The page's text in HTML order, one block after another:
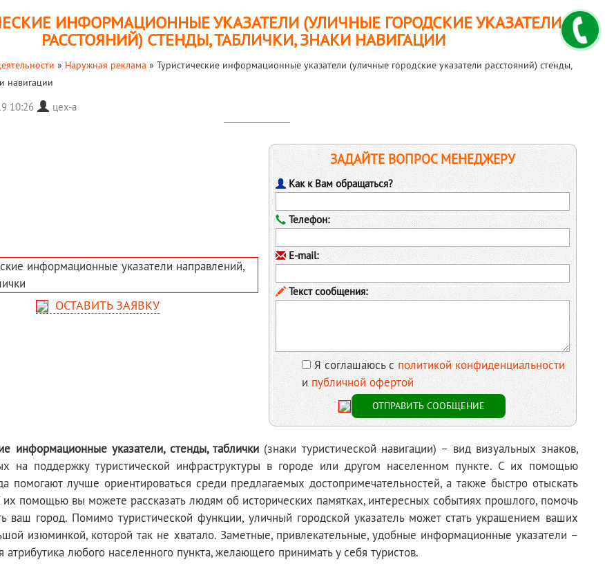
ИНФОРМАЦИОННЫЕ УКАЗАТЕЛИ (УЛИЧНЫЕ ГОРОДСКИЕ УКАЗАТЕЛИ
РАССТОЯНИЙ) СТЕНДЫ, ТАБЛИЧКИ, ЗНАКИ НАВИГАЦИИ
» Наружная реклама » Туристические информационные указатели (уличные городские указатели расстояний) стенды,
навигации
10:26 цех-а
ОСТАВИТЬ ЗАЯВКУ
ЗАДАЙТЕ ВОПРОС МЕНЕДЖЕРУ
Как к Вам обращаться?
Телефон:
E-mail:
Текст сообщения:
Я соглашаюсь сполитикой конфиденциальности
ипубличной офертой
информационные указатели, стенды, таблички(знаки туристической навигации) – вид визуальных знаков,
на поддержку туристической инфраструктуры в городе или другом населенном пункте. С их помощью
помогают лучше ориентироваться среди предлагаемых достопримечательностей, а также быстро отыскать
помощью вы можете рассказать людям об исторических памятках, интересных событиях прошлого, помочь
ваш город. Помимо туристической функции, уличный городской указатель может стать украшением ваших
изюминкой, которой так не хватало. Заметные, привлекательные, удобные информационные указатели –
атрибутика любого населенного пункта, желающего принимать у себя туристов.